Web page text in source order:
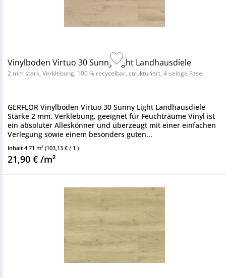
Vinylboden Virtuo 30 Sunny Light Landhausdiele
2 mm stark, Verklebung, 100 % recycelbar, strukturiert, 4-seitige Fase
GERFLOR Vinylboden Virtuo 30 Sunny Light Landhausdiele
Stärke 2 mm, Verklebung, geeignet für Feuchträume Vinyl ist
ein absoluter Alleskönner und überzeugt mit einer einfachen
Verlegung sowie einem besonders guten...
Inhalt 4.71 m² (103,13 € / 1 )
21,90 € /m²